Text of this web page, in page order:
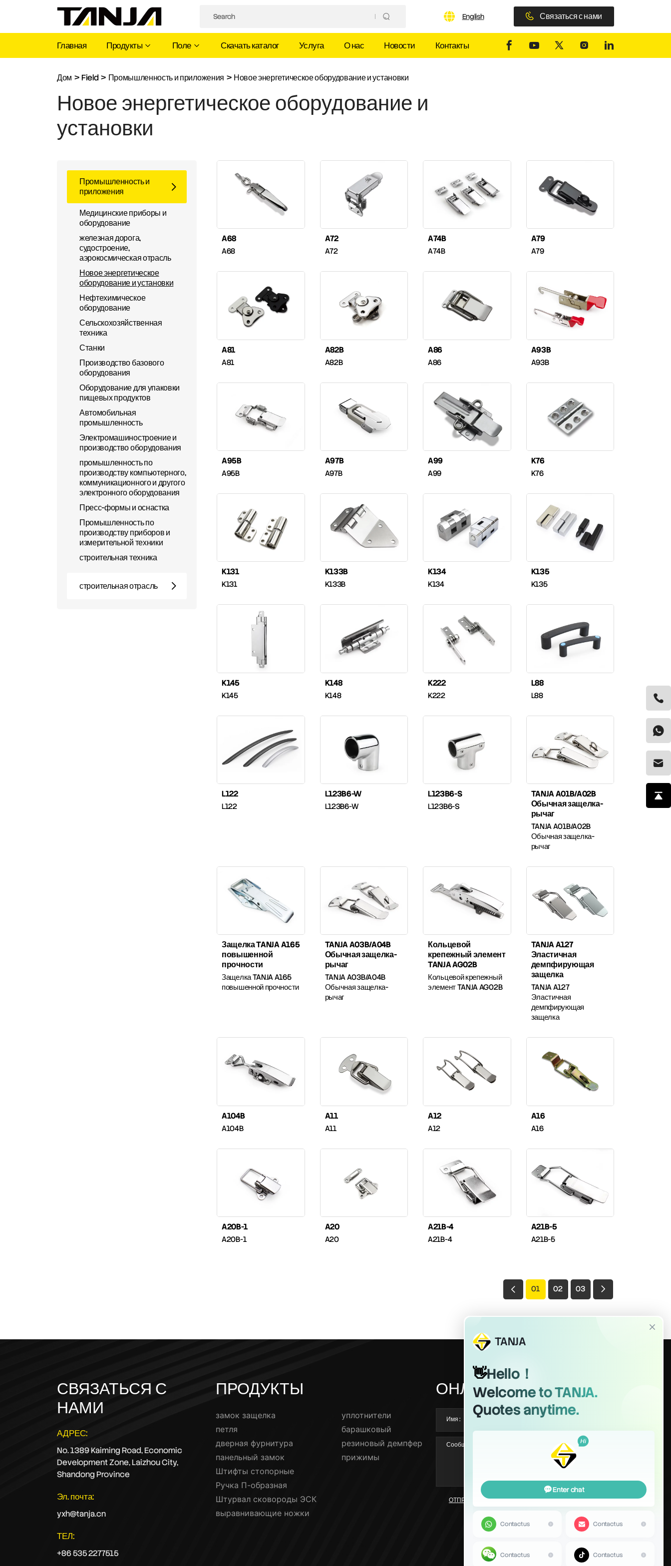
English Связаться с нами
Главная Продукты Поле Скачать каталог Услуга О нас Новости Контакты
энергетическое
оборудование
установки
Дом > Field > Промышленность и приложения > Новое энергетическое оборудование и установки
Новое энергетическое оборудование и
установки
Промышленность и
приложения
Медицинские приборы и
оборудование
железная дорога,
судостроение,
аэрокосмическая отрасль
Новое энергетическое
оборудование и установки
Нефтехимическое
оборудование
Сельскохозяйственная
техника
Станки
Производство базового
оборудования
Оборудование для упаковки
пищевых продуктов
Автомобильная
промышленность
Электромашиностроение и
производство оборудования
промышленность по
производству компьютерного,
коммуникационного и другого
электронного оборудования
Пресс-формы и оснастка
Промышленность по
производству приборов и
измерительной техники
строительная техника
строительная отрасль
A68
A68
A72
A72
A74B
A74B
A79
A79
A81
A81
A82B
A82B
A86
A86
A93B
A93B
A95B
A95B
A97B
A97B
A99
A99
K76
K76
K131
K131
K133B
K133B
K134
K134
K135
K135
K145
K145
K148
K148
K222
K222
L88
L88
L122
L122
L123B6-W
L123B6-W
L123B6-S
L123B6-S
TANJA A01B/A02B
Обычная защелка-
рычаг
TANJA A01B/A02B
Обычная защелка-
рычаг
Защелка TANJA A165
повышенной
прочности
Защелка TANJA A165
повышенной прочности
TANJA A03B/A04B
Обычная защелка-
рычаг
TANJA A03B/A04B
Обычная защелка-
рычаг
Кольцевой
крепежный элемент
TANJA AG02B
Кольцевой крепежный
элемент TANJA AG02B
TANJA A127
Эластичная
демпфирующая
защелка
TANJA A127
Эластичная
демпфирующая
защелка
A104B
A104B
A11
A11
A12
A12
A16
A16
A20B-1
A20B-1
A20
A20
A21B-4
A21B-4
A21B-5
A21B-5
01 02 03
СВЯЗАТЬСЯ С
НАМИ
АДРЕС:
No. 1389 Kaiming Road, Economic
Development Zone, Laizhou City,
Shandong Province
Эл. почта:
yxh@tanja.cn
ТЕЛ:
+86 535 2277515
ПРОДУКТЫ
замок защелка
петля
дверная фурнитура
панельный замок
Штифты стопорные
Ручка П-образная
Штурвал сковороды ЭСК
выравнивающие ножки
уплотнители
барашковый
резиновый демпфер
прижимы
ОНЛАЙН СООБЩЕНИЕ
ОТПРАВИТЬ Загрузка +